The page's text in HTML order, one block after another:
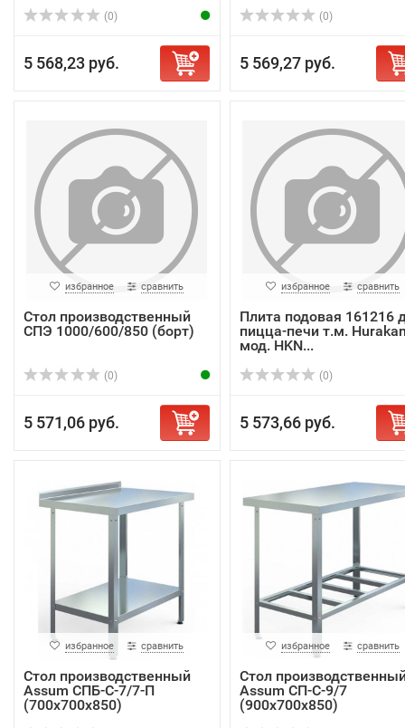
(0)
5 568,23 руб.
(0)
5 569,27 руб.
избранное сравнить
Стол производственный
СПЭ 1000/600/850 (борт)
(0)
5 571,06 руб.
избранное сравнить
Плита подовая 161216
пицца-печи т.м.
мод. HKN...
(0)
5 573,66 руб.
избранное сравнить
Стол производственный
Assum СПБ-С-7/7-П
(700х700х850)
избранное сравнить
Стол
Assum СП-С-9/7
(900х700х850)